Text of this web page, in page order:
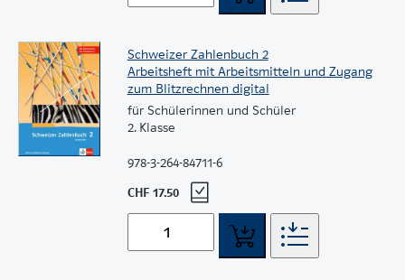
Schweizer Zahlenbuch 2
Arbeitsheft mit Arbeitsmitteln und Zugang
zum Blitzrechnen digital
für Schülerinnen und Schüler
2. Klasse
978-3-264-84711-6
CHF 17.50